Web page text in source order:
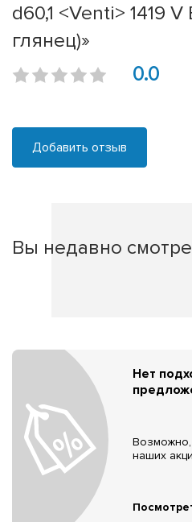
d60,1 <Venti> 1419
глянец)»
0.0
Добавить отзыв
Вы недавно
Нет
Возможно,
наших